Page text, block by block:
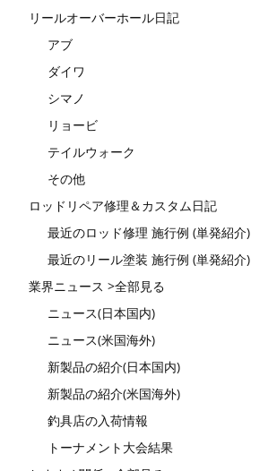
リールオーバーホール日記
アブ
ダイワ
シマノ
リョービ
テイルウォーク
その他
ロッドリペア修理＆カスタム日記
最近のロッド修理 施行例 (単発紹介)
最近のリール塗装 施行例 (単発紹介)
業界ニュース >全部見る
ニュース(日本国内)
ニュース(米国海外)
新製品の紹介(日本国内)
新製品の紹介(米国海外)
釣具店の入荷情報
トーナメント大会結果